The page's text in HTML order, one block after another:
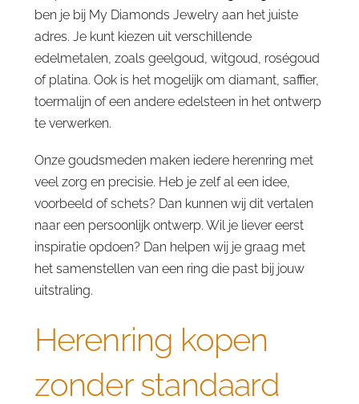
ben je bij My Diamonds Jewelry aan het juiste
adres. Je kunt kiezen uit verschillende
edelmetalen, zoals geelgoud, witgoud, roségoud
of platina. Ook is het mogelijk om diamant, saffier,
toermalijn of een andere edelsteen in het ontwerp
te verwerken.
Onze goudsmeden maken iedere herenring met
veel zorg en precisie. Heb je zelf al een idee,
voorbeeld of schets? Dan kunnen wij dit vertalen
naar een persoonlijk ontwerp. Wil je liever eerst
inspiratie opdoen? Dan helpen wij je graag met
het samenstellen van een ring die past bij jouw
uitstraling.
Herenring kopen
zonder standaard